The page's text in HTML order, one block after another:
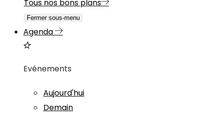
Tous nos bons plans
Fermer sous-menu
Agenda
Evénements
Aujourd'hui
Demain